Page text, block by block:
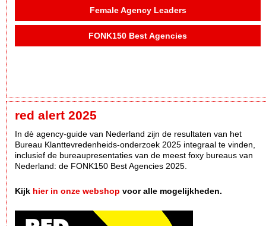
Female Agency Leaders
FONK150 Best Agencies
red alert 2025
In dè agency-guide van Nederland zijn de resultaten van het
Bureau Klanttevredenheids-onderzoek 2025 integraal te vinden,
inclusief de bureaupresentaties van de meest foxy bureaus van
Nederland: de FONK150 Best Agencies 2025.
Kijk hier in onze webshop voor alle mogelijkheden.